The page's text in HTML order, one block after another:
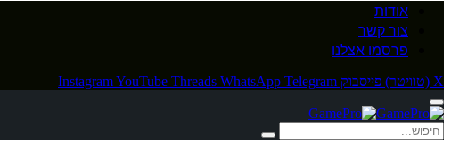
אודות
צור קשר
פרסמו אצלנו
X (טוויטר) פייסבוק InstagramYouTube Threads WhatsApp Telegram